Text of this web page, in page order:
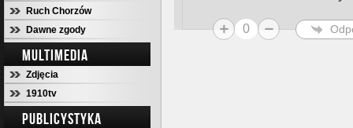
Ruch Chorzów
Dawne zgody
MULTIMEDIA
Zdjęcia
1910tv
PUBLICYSTYKA
0